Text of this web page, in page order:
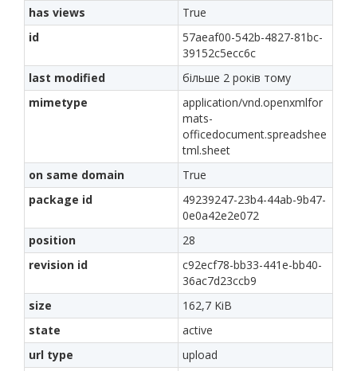
has views
True
id
57aeaf00-542b-4827-81bc-
39152c5ecc6c
last modified
більше 2 років тому
mimetype
application/vnd.openxmlfor
mats-
officedocument.spreadshee
tml.sheet
on same domain
True
package id
49239247-23b4-44ab-9b47-
0e0a42e2e072
position
28
revision id
c92ecf78-bb33-441e-bb40-
36ac7d23ccb9
size
162,7 KiB
state
active
url type
upload